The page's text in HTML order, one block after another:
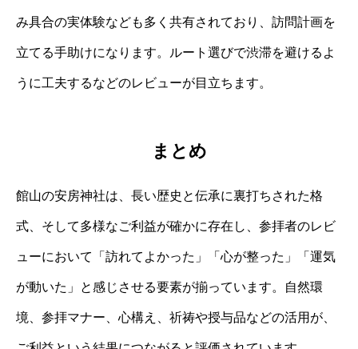
み具合の実体験なども多く共有されており、訪問計画を
立てる手助けになります。ルート選びで渋滞を避けるよ
うに工夫するなどのレビューが目立ちます。
まとめ
館山の安房神社は、長い歴史と伝承に裏打ちされた格
式、そして多様なご利益が確かに存在し、参拝者のレビ
ューにおいて「訪れてよかった」「心が整った」「運気
が動いた」と感じさせる要素が揃っています。自然環
境、参拝マナー、心構え、祈祷や授与品などの活用が、